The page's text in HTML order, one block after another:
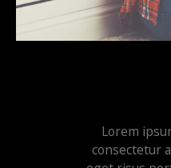
Lorem
consectetur